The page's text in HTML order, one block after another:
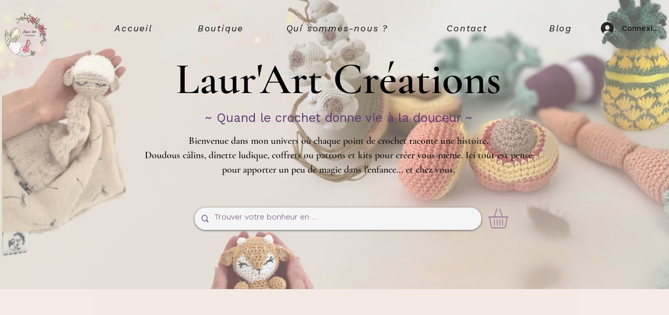
Accueil Boutique Qui sommes-nous ? Contact
Laur'Art Créations
~ Quand le crochet donne vie à la douceur ~
Connexion
Blog
Bienvenue dans mon univers où chaque point de crochet raconte une histoire.
Doudous câlins, dînette ludique, coffrets ou patrons et kits pour créer vous-même. Ici tout est pensé
pour apporter un peu de magie dans l'enfance... et chez vous.